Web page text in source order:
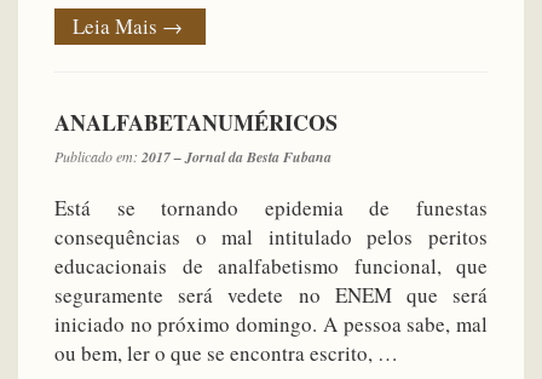
Leia Mais →
ANALFABETANUMÉRICOS
Publicado em: 2017 – Jornal da Besta Fubana
Está se tornando epidemia de funestas
consequências o mal intitulado pelos peritos
educacionais de analfabetismo funcional, que
seguramente será vedete no ENEM que será
iniciado no próximo domingo. A pessoa sabe, mal
ou bem, ler o que se encontra escrito, …